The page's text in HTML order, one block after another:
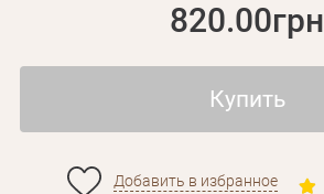
820.00грн
Купить
Добавить в избранное